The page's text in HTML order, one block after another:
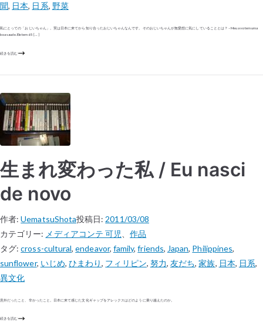
聞, 日本, 日系, 野菜
私にとっての「おじいちゃん」。実は日本に来てから知り合ったおじいちゃんなんです。そのおじいちゃんが無愛想に気にしていることとは？ – Meu avo tem uma
boa saude. Ele tem 65 […]
続きを読む
生まれ変わった私 / Eu nasci
de novo
作者:UematsuShota投稿日: 2011/03/08
カテゴリー: メディアコンテ 可児 、作品
タグ:cross-cultural,endeavor, family,friends, Japan, Philippines,
sunflower, いじめ, ひまわり, フィリピン, 努力,友だち,家族, 日本, 日系,
異文化
意外だったこと、辛かったこと。日本に来て感じた文化ギャップをアレックスはどのように乗り越えたのか。
続きを読む